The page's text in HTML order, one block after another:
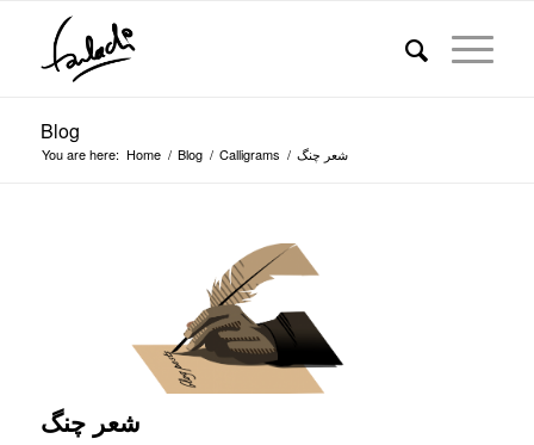
Blog
You are here: Home / Blog / Calligrams / شعر چنگ
شعر چنگ